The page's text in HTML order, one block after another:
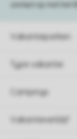
Vakantieparken
Type vakantie
Campings
Vakantieverblijf
contact op met het